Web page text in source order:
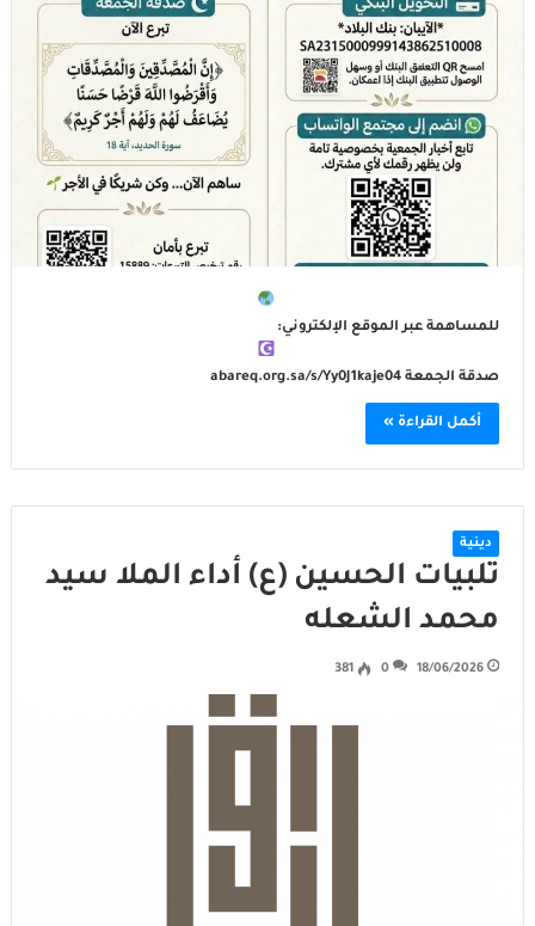
للمساهمة عبر الموقع الإلكتروني:
صدقة الجمعة abareq.org.sa/s/Yy0J1kaje04
أكمل القراءة »
دينية
تلبيات الحسين (ع) أداء الملا سيد
محمد الشعله
18/06/2026
0
381